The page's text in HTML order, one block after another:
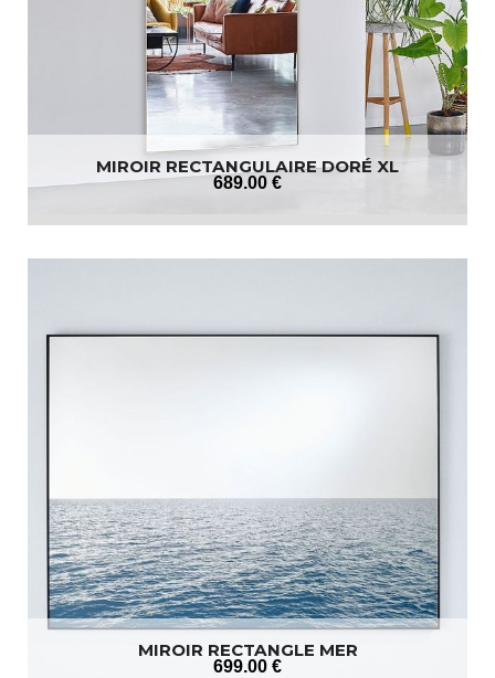
MIROIR RECTANGULAIRE DORÉ XL
689.00 €
MIROIR RECTANGLE MER
699.00 €